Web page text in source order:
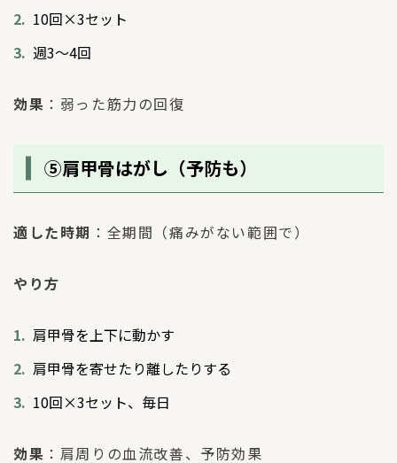
10回×3セット
週3〜4回
効果 ：弱った筋力の回復
⑤肩甲骨はがし（予防も）
適した時期 ：全期間（痛みがない範囲で）
やり方
肩甲骨を上下に動かす
肩甲骨を寄せたり離したりする
10回×3セット、毎日
効果 ：肩周りの血流改善、予防効果